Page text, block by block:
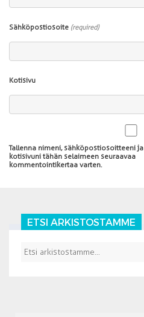
Sähköpostiosoite (required)
Kotisivu
Tallenna nimeni, sähköpostiosoitteeni ja
kotisivuni tähän selaimeen seuraavaa
kommentointikertaa varten.
ETSI ARKISTOSTAMME